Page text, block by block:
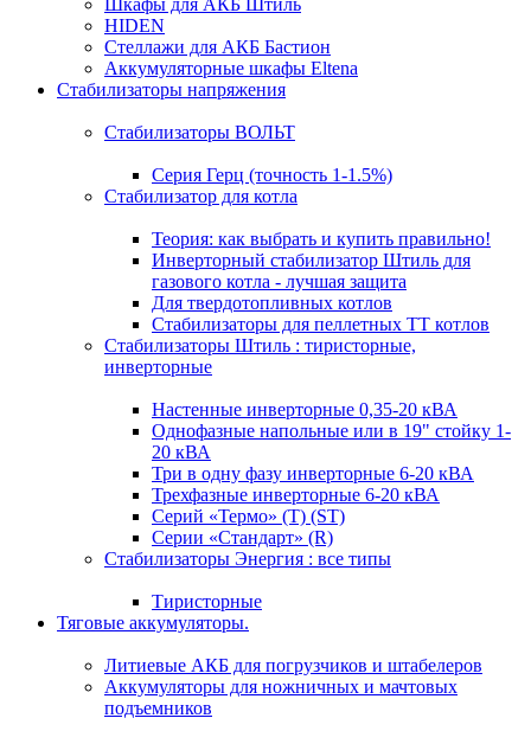
Шкафы для АКБ Штиль
HIDEN
Стеллажи для АКБ Бастион
Аккумуляторные шкафы Eltena
Стабилизаторы напряжения
Стабилизаторы ВОЛЬТ
Серия Герц (точность 1-1.5%)
Стабилизатор для котла
Теория: как выбрать и купить правильно!
Инверторный стабилизатор Штиль для
газового котла - лучшая защита
Для твердотопливных котлов
Стабилизаторы для пеллетных ТТ котлов
Стабилизаторы Штиль : тиристорные,
инверторные
Настенные инверторные 0,35-20 кВА
Однофазные напольные или в 19" стойку 1-
20 кВА
Три в одну фазу инверторные 6-20 кВА
Трехфазные инверторные 6-20 кВА
Серий «Термо» (T) (ST)
Серии «Стандарт» (R)
Стабилизаторы Энергия : все типы
Тиристорные
Тяговые аккумуляторы.
Литиевые АКБ для погрузчиков и штабелеров
Аккумуляторы для ножничных и мачтовых
подъемников